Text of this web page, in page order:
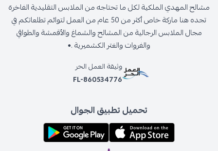
مشالح المهدي الملكية لكل ما تحتاجه من الملابس التقليدية الفاخرة
تجده هنا ماركة خاص أكثر من 50 عام من العمل لتوائم تطلعاتكم في
مجال الملابس الرجالية من المشالح والشماغ والأقمشة والطواقي
والفروات والغتر الكشميرية .•
وثيقة العمل الحر
FL-860534776
تحميل تطبيق الجوال